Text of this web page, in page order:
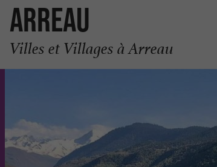
Arreau
Villes et Villages à Arreau